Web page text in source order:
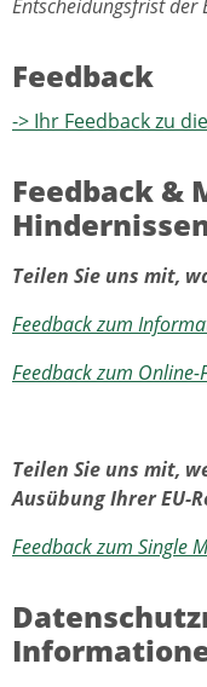
Entscheidungsfrist der
Feedback
-> Ihr Feedback zu
Feedback &
Teilen Sie uns mit,
Feedback zum
Feedback zum
Teilen Sie uns mit,
Ausübung Ihrer EU-
Feedback zum Single